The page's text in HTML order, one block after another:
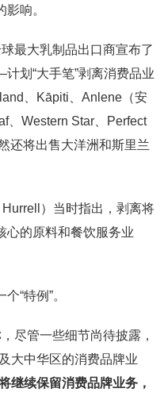
响。
最大乳制品出口商宣布了
划“大手笔”剥离消费品业
、Kāpiti、Anlene（安
、Western Star、Perfect
还将出售大洋洲和斯里兰
）当时指出，剥离将
心的原料和餐饮服务业
“特例”。
尽管一些细节尚待披露，
大中华区的消费品牌业
继续保留消费品牌业务，